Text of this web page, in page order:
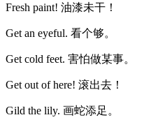
Fresh paint! 油漆未干！
Get an eyeful. 看个够。
Get cold feet. 害怕做某事。
Get out of here! 滚出去！
Gild the lily. 画蛇添足。